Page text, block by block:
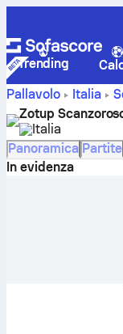
Trending
Pallavolo
Italia
partite e
Zotup
Italia
Panoramica Partite
In evidenza